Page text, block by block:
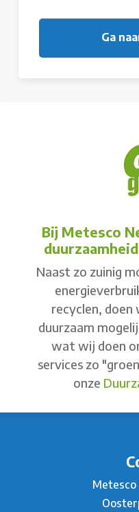
Ga
Bij Metesco
Naast zo zuinig
recyclen, doen
duurzaam
wat wij doen
services zo
onze
Metesco